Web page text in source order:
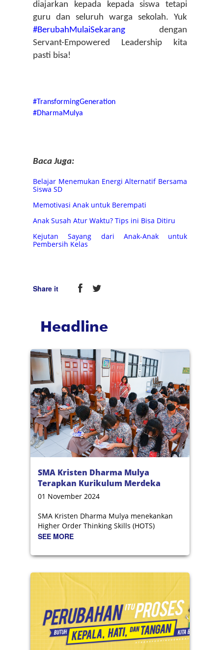
diajarkan kepada kepada siswa tetapi
guru dan seluruh warga sekolah.
#BerubahMulaiSekarang dengan
Servant-Empowered Leadership kita
pasti bisa!
#TransformingGeneration
#DharmaMulya
Baca Juga:
Belajar Menemukan Energi Alternatif Bersama
Siswa SD
Memotivasi Anak untuk Berempati
Anak Susah Atur Waktu? Tips ini Bisa Ditiru
Kejutan Sayang dari Anak-Anak untuk
Pembersih Kelas
Share it
Headline
SMA Kristen Dharma Mulya
Terapkan Kurikulum Merdeka
Berbasis HOTS
01 November 2024
SMA Kristen Dharma Mulya menekankan
Higher Order Thinking Skills (HOTS)
SEE MORE